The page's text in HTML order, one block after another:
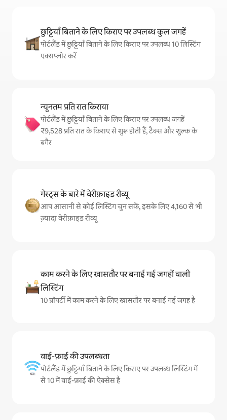
छुट्टियाँ बिताने के लिए किराए पर उपलब्ध कुल जगहें
पोर्टलैंड में छुट्टियाँ बिताने के लिए किराए पर उपलब्ध 10 लिस्टिंग
एक्सप्लोर करें
न्यूनतम प्रति रात किराया
पोर्टलैंड में छुट्टियाँ बिताने के लिए किराए पर उपलब्ध जगहें
₹9,528 प्रति रात के किराए से शुरू होती हैं, टैक्स और शुल्क के
बगैर
गेस्ट्स के बारे में वेरीफ़ाइड रीव्यू
आप आसानी से कोई लिस्टिंग चुन सकें, इसके लिए 4,160 से भी
ज़्यादा वेरीफ़ाइड रीव्यू
काम करने के लिए खासतौर पर बनाई गई जगहों वाली
लिस्टिंग
10 प्रॉपर्टी में काम करने के लिए खासतौर पर बनाई गई जगह है
वाई-फ़ाई की उपलब्धता
पोर्टलैंड में छुट्टियाँ बिताने के लिए किराए पर उपलब्ध लिस्टिंग में
से 10 में वाई-फ़ाई की ऐक्सेस है